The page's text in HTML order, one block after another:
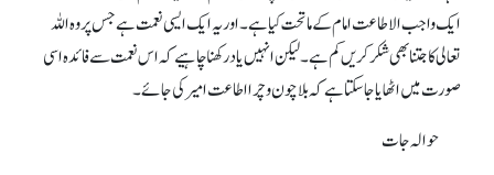
ایک واجب الاطاعت امام کے ماتحت کیا ہے۔ اور یہ ایک ایسی نعمت ہے جس پر وہ اللہ
تعالی کا جتنا بھی شکر کریں کم ہے۔ لیکن انہیں یاد رکھنا چاہیے کہ اس نعمت سے فائدہ اسی
صورت میں اٹھایا جاسکتا ہے کہ بلا چون و چرا اطاعت امیر کی جائے۔
حوالہ جات